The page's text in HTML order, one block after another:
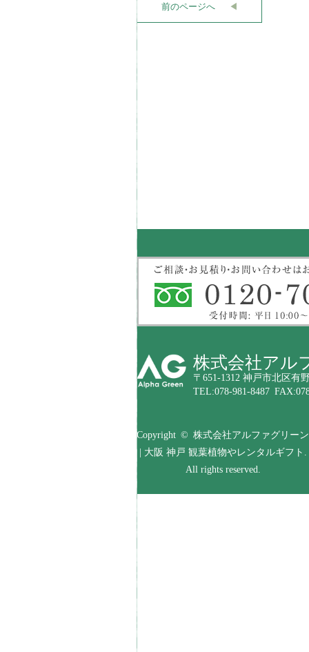
前のページへ ◀︎
株式会社アル
〒651-1312 神戸市北区有
TEL:078-981-8487
Copyright © 株式会社アルファグリーン
| 大阪 神戸 観葉植物やレンタルギフト.
All rights reserved.